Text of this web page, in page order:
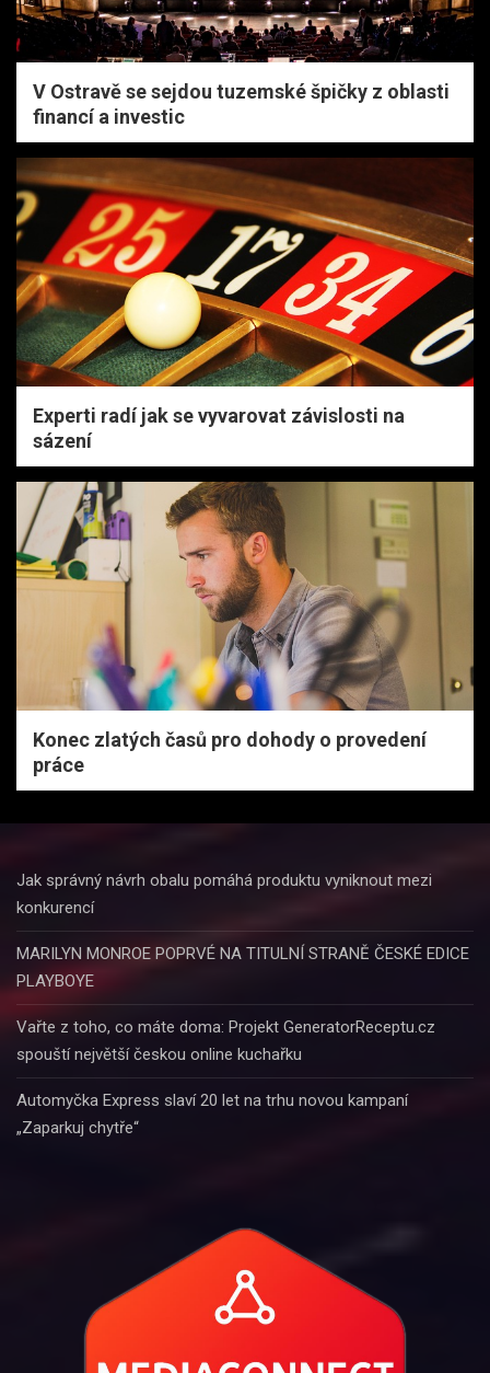
V Ostravě se sejdou tuzemské špičky z oblasti
financí a investic
Experti radí jak se vyvarovat závislosti na
sázení
Konec zlatých časů pro dohody o provedení
práce
Jak správný návrh obalu pomáhá produktu vyniknout mezi
konkurencí
MARILYN MONROE POPRVÉ NA TITULNÍ STRANĚ ČESKÉ EDICE
PLAYBOYE
Vařte z toho, co máte doma: Projekt GeneratorReceptu.cz
spouští největší českou online kuchařku
Automyčka Express slaví 20 let na trhu novou kampaní
„Zaparkuj chytře“